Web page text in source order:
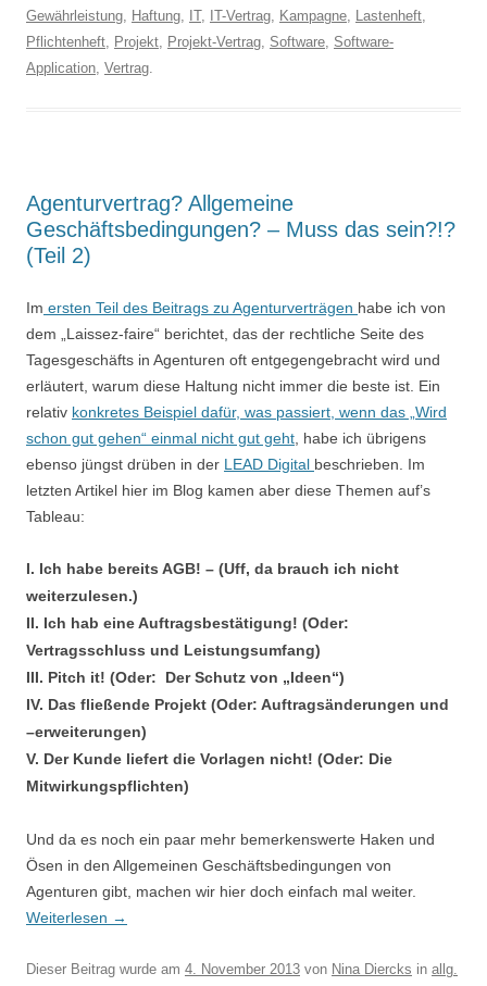
Gewährleistung, Haftung, IT, IT-Vertrag, Kampagne, Lastenheft,
Pflichtenheft, Projekt, Projekt-Vertrag, Software, Software-
Application, Vertrag.
Agenturvertrag? Allgemeine
Geschäftsbedingungen? – Muss das sein?!?
(Teil 2)
Im ersten Teil des Beitrags zu Agenturverträgen habe ich von
dem „Laissez-faire“ berichtet, das der rechtliche Seite des
Tagesgeschäfts in Agenturen oft entgegengebracht wird und
erläutert, warum diese Haltung nicht immer die beste ist. Ein
relativ konkretes Beispiel dafür, was passiert, wenn das „Wird
schon gut gehen“ einmal nicht gut geht , habe ich übrigens
ebenso jüngst drüben in der LEAD Digital beschrieben. Im
letzten Artikel hier im Blog kamen aber diese Themen auf’s
Tableau:
I. Ich habe bereits AGB! – (Uff, da brauch ich nicht
weiterzulesen.)
II. Ich hab eine Auftragsbestätigung! (Oder:
Vertragsschluss und Leistungsumfang)
III. Pitch it! (Oder: Der Schutz von „Ideen“)
IV. Das fließende Projekt (Oder: Auftragsänderungen und
–erweiterungen)
V. Der Kunde liefert die Vorlagen nicht! (Oder: Die
Mitwirkungspflichten)
Und da es noch ein paar mehr bemerkenswerte Haken und
Ösen in den Allgemeinen Geschäftsbedingungen von
Agenturen gibt, machen wir hier doch einfach mal weiter.
Weiterlesen →
Dieser Beitrag wurde am 4. November 2013 von Nina Diercks in allg.